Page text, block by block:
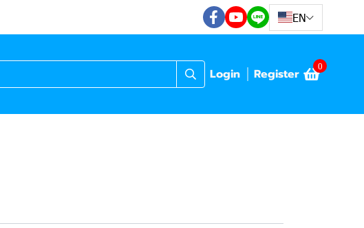
EN
Login Register 0